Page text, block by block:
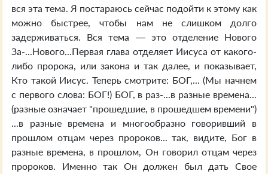
вся эта тема. Я постараюсь сейчас подойти к этому как
можно быстрее, чтобы нам не слишком долго
задерживаться. Вся тема — это отделение Нового
За-...Нового...Первая глава отделяет Иисуса от какого-
либо пророка, или закона и так далее, и показывает,
Кто такой Иисус. Теперь смотрите: БОГ,... (Мы начнем
с первого слова: БОГ!) БОГ, в раз-...в разные времена...
(разные означает "прошедшие, в прошедшем времени")
...в разные времена и многообразно говоривший в
прошлом отцам через пророков... так, видите, Бог в
разные времена, в прошлом, Он говорил отцам через
пророков. Именно так Он должен был дать Свое